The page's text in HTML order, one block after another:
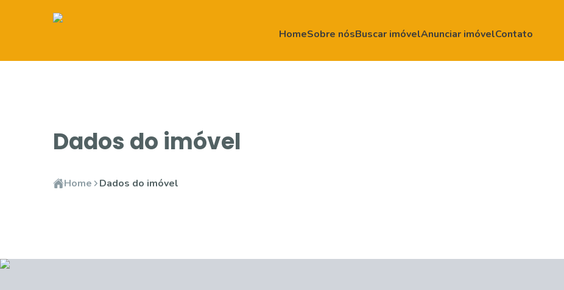
HomeSobre nósBuscar imóvelAnunciar imóvelContato
Dados do imóvel
Home Dados do imóvel